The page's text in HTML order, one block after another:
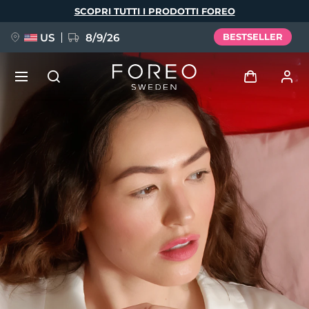
SCOPRI TUTTI I PRODOTTI FOREO
US 8/9/26 BESTSELLER
Accedi
Profilo utente
I miei dispositivi
I miei ordini
I miei indirizzi
I miei abbonamenti
FAQ™ Pure Beauty-Tech Elixir
BREAKING NEWS
issa™ Teeth Whitening Set
Lingua
English Deutsch
Español
Français
Português
Polski
Svenska
Русский
Türkçe
简体中文 繁體中文